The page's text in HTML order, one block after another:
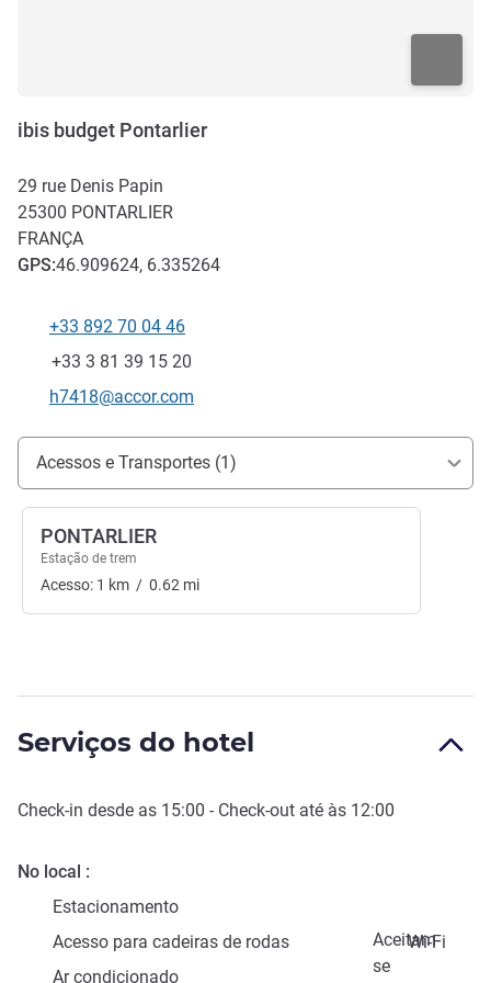
ibis budget Pontarlier
29 rue Denis Papin
25300 PONTARLIER
FRANÇA
GPS:46.909624, 6.335264
Telefone
+33 892 70 04 46
Fax
+33 3 81 39 15 20
E-mail de contacto
h7418@accor.com
Acesso e transporte
Acessos e Transportes (1)
PONTARLIER
Estação de trem
Acesso: 1 km / 0.62 mi
Serviços do hotel
Check-in desde as 15:00 - Check-out até às 12:00
No local
Estacionamento
Aceitam-
se
Acesso para cadeiras de rodas
Wi-Fi
Ar condicionado